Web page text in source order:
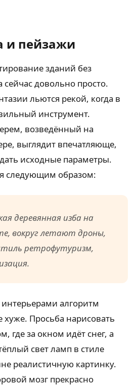
и пейзажи
зданий без
довольно просто.
льются рекой, когда в
инструмент.
возведённый на
выглядит впечатляюще,
исходные параметры.
следующим образом:
деревянная изба на
вокруг летают дроны,
ретрофутуризм,
алгоритм
хуже. Просьба нарисовать
где за окном идёт снег, а
свет ламп в стиле
реалистичную картинку.
мозг прекрасно